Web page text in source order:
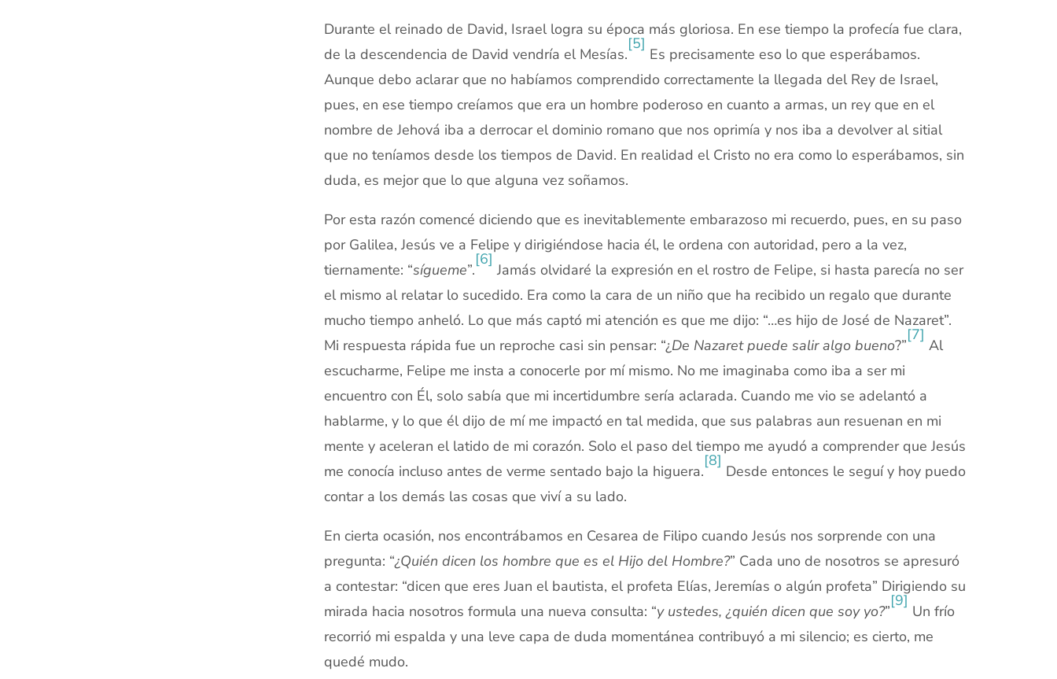
Durante el reinado de David, Israel logra su época más gloriosa. En ese tiempo la profecía fue clara,
de la descendencia de David vendría el Mesías.
[5]
Es precisamente eso lo que esperábamos.
Aunque debo aclarar que no habíamos comprendido correctamente la llegada del Rey de Israel,
pues, en ese tiempo creíamos que era un hombre poderoso en cuanto a armas, un rey que en el
nombre de Jehová iba a derrocar el dominio romano que nos oprimía y nos iba a devolver al sitial
que no teníamos desde los tiempos de David. En realidad el Cristo no era como lo esperábamos, sin
duda, es mejor que lo que alguna vez soñamos.
Por esta razón comencé diciendo que es inevitablemente embarazoso mi recuerdo, pues, en su paso
por Galilea, Jesús ve a Felipe y dirigiéndose hacia él, le ordena con autoridad, pero a la vez,
tiernamente: “sígueme”.
[6]
Jamás olvidaré la expresión en el rostro de Felipe, si hasta parecía no ser
el mismo al relatar lo sucedido. Era como la cara de un niño que ha recibido un regalo que durante
mucho tiempo anheló. Lo que más captó mi atención es que me dijo: “…es hijo de José de Nazaret”.
Mi respuesta rápida fue un reproche casi sin pensar: “¿De Nazaret puede salir algo bueno?”
[7]
Al
escucharme, Felipe me insta a conocerle por mí mismo. No me imaginaba como iba a ser mi
encuentro con Él, solo sabía que mi incertidumbre sería aclarada. Cuando me vio se adelantó a
hablarme, y lo que él dijo de mí me impactó en tal medida, que sus palabras aun resuenan en mi
mente y aceleran el latido de mi corazón. Solo el paso del tiempo me ayudó a comprender que Jesús
me conocía incluso antes de verme sentado bajo la higuera.
[8]
Desde entonces le seguí y hoy puedo
contar a los demás las cosas que viví a su lado.
En cierta ocasión, nos encontrábamos en Cesarea de Filipo cuando Jesús nos sorprende con una
pregunta: “¿Quién dicen los hombre que es el Hijo del Hombre?” Cada uno de nosotros se apresuró
a contestar: “dicen que eres Juan el bautista, el profeta Elías, Jeremías o algún profeta” Dirigiendo su
mirada hacia nosotros formula una nueva consulta: “y ustedes, ¿quién dicen que soy yo?”
[9]
Un frío
recorrió mi espalda y una leve capa de duda momentánea contribuyó a mi silencio; es cierto, me
quedé mudo.